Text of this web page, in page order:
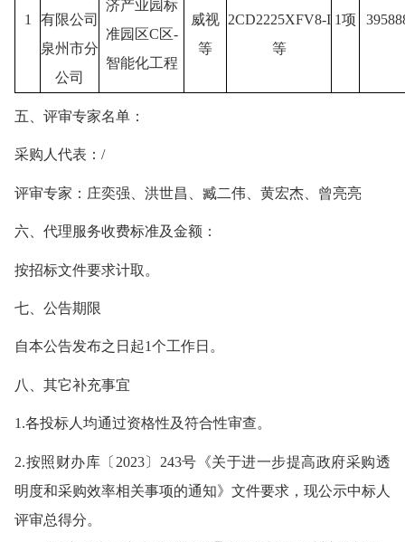
1
有限公司
泉州市分
公司
济产业园标
准园区C区-
智能化工程
威视
等
2CD2225XFV8-I
等
1项
五、评审专家名单：
采购人代表： /
评审专家： 庄奕强 、洪世昌、 臧二伟 黄宏杰 曾亮亮
六、代理服务收费标准及金额：
按招标文件要求计取。
七、 公告期限
自本公告发布之日起1个工作日。
八、其它补充事宜
1.各投标人均通过资格性及符合性审查。
2.按照财办库〔2023〕243号《关于进一步提高政府采购透
明度和采购效率相关事项的通知》文件要求，现公示中标人
评审总得分。